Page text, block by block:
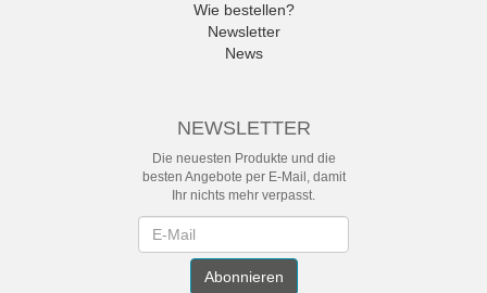
Wie bestellen?
Newsletter
News
NEWSLETTER
Die neuesten Produkte und die
besten Angebote per E-Mail, damit
Ihr nichts mehr verpasst.
Abonnieren